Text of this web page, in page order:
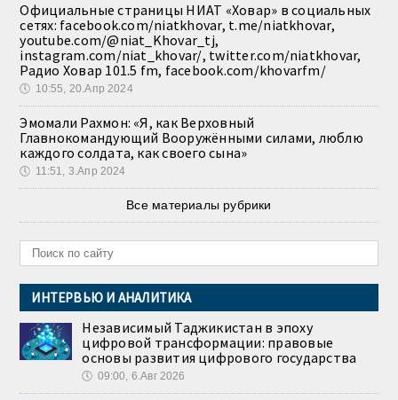
Официальные страницы НИАТ «Ховар» в социальных
сетях: facebook.com/niatkhovar, t.me/niatkhovar,
youtube.com/@niat_Khovar_tj,
instagram.com/niat_khovar/, twitter.com/niatkhovar,
Радио Ховар 101.5 fm, facebook.com/khovarfm/
🕔 10:55, 20.Апр 2024
Эмомали Рахмон: «Я, как Верховный
Главнокомандующий Вооружёнными силами, люблю
каждого солдата, как своего сына»
🕔 11:51, 3.Апр 2024
Все материалы рубрики
ИНТЕРВЬЮ И АНАЛИТИКА
Независимый Таджикистан в эпоху
цифровой трансформации: правовые
основы развития цифрового государства
🕔 09:00, 6.Авг 2026